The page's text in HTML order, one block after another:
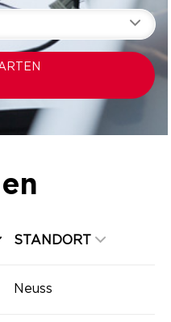
STANDORT
Neuss